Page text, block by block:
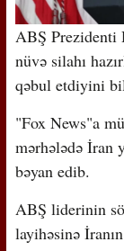
ABŞ Prezidenti
nüvə silahı
qəbul etdiyini
"Fox News"a
mərhələdə İran
bəyan edib.
ABŞ liderinin
layihəsinə